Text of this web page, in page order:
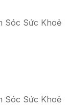
Sóc Sức Khoẻ
Sóc Sức Khoẻ